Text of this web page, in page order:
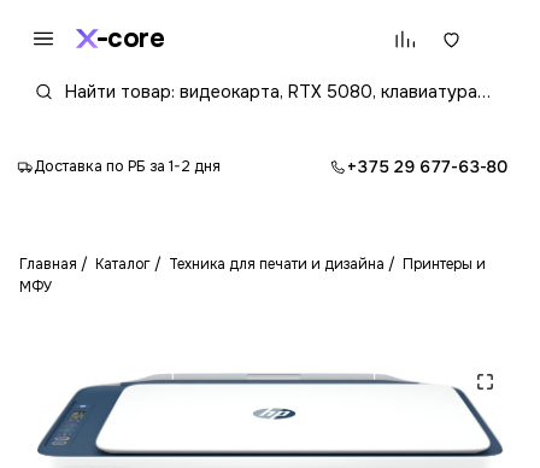
core
Доставка по РБ за 1-2 дня +375 29 677-63-80
Главная Каталог Техника для печати и дизайна
Принтеры и
МФУ